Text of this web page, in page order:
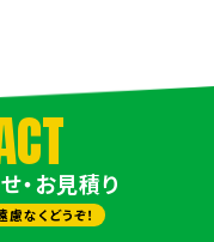
・お見積り
なくどうぞ！